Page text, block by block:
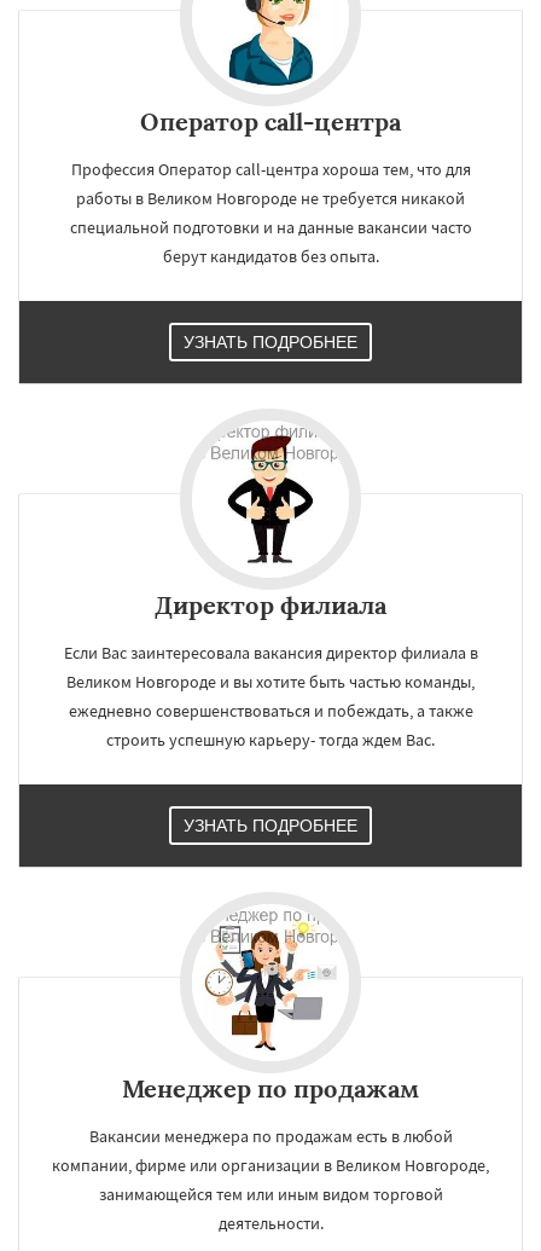
Южно-Сахалинск
Бийск
Оператор call-центра
Профессия Оператор call-центра хороша тем, что для
работы в Великом Новгороде не требуется никакой
специальной подготовки и на данные вакансии часто
берут кандидатов без опыта.
УЗНАТЬ ПОДРОБНЕЕ
Директор филиала
Если Вас заинтересовала вакансия директор филиала в
Великом Новгороде и вы хотите быть частью команды,
ежедневно совершенствоваться и побеждать, а также
строить успешную карьеру- тогда ждем Вас.
УЗНАТЬ ПОДРОБНЕЕ
Менеджер по продажам
Вакансии менеджера по продажам есть в любой
компании, фирме или организации в Великом Новгороде,
занимающейся тем или иным видом торговой
деятельности.
УЗНАТЬ ПОДРОБНЕЕ
Даю согласие на обработку персональных данных